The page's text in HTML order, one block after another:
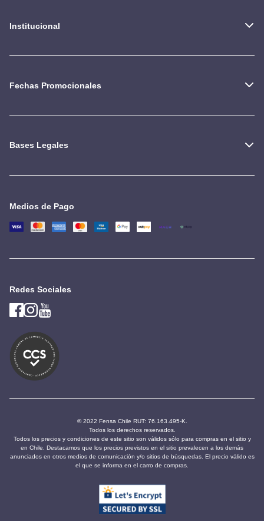
Institucional
Fechas Promocionales
Bases Legales
Medios de Pago
Redes Sociales
© 2022 Fensa Chile RUT: 76.163.495-K.
Todos los derechos reservados.
Todos los precios y condiciones de este sitio son válidos sólo para compras en el sitio y
en Chile. Destacamos que los precios previstos en el sitio prevalecen a los demás
anunciados en otros medios de comunicación y/o sitios de búsquedas. El precio válido es
el que se informa en el carro de compras.